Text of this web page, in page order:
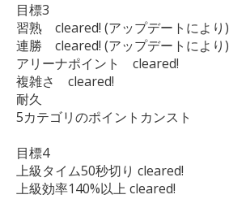
目標3
習熟　cleared! (アップデートにより)
連勝　cleared! (アップデートにより)
アリーナポイント　cleared!
複雑さ　cleared!
耐久
5カテゴリのポイントカンスト
目標4
上級タイム50秒切り cleared!
上級効率140%以上 cleared!